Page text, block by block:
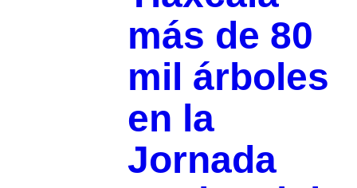
más de 80
mil árboles
en la
Jornada